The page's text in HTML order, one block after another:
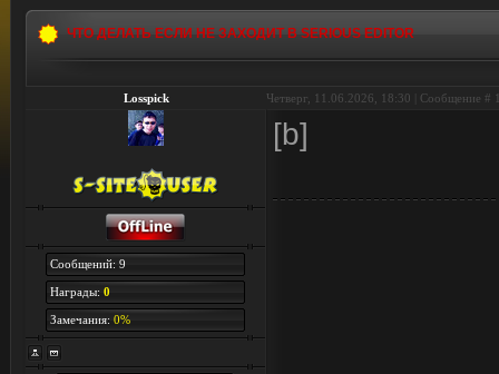
ЧТО ДЕЛАТЬ ЕСЛИ НЕ ЗАХОДИТ В SERIOUS EDITOR
Losspick Четверг, 11.06.2026, 18:30 | Сообщение #
Сообщений: 9
Награды: 0
Замечания: 0%
[b]